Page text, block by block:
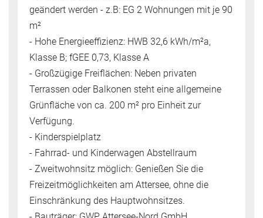
geändert werden - z.B: EG 2 Wohnungen mit je 90
m²
- Hohe Energieeffizienz: HWB 32,6 kWh/m²a,
Klasse B; fGEE 0,73, Klasse A
- Großzügige Freiflächen: Neben privaten
Terrassen oder Balkonen steht eine allgemeine
Grünfläche von ca. 200 m² pro Einheit zur
Verfügung.
- Kinderspielplatz
- Fahrrad- und Kinderwagen Abstellraum
- Zweitwohnsitz möglich: Genießen Sie die
Freizeitmöglichkeiten am Attersee, ohne die
Einschränkung des Hauptwohnsitzes.